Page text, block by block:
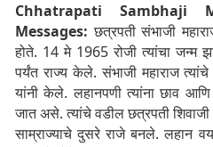
Chhatrapati Sambhaji
Messages:छत्रपती संभाजी
होते. 14 मे 1965 रोजी त्यांचा जन्म
पर्यंत राज्य केले.संभाजी महाराज
यांनी केले. लहानपणी त्यांना छाव
जात असे. त्यांचे वडील छत्रपती शिवाजी
साम्राज्याचे दुसरे राजे बनले. लहान